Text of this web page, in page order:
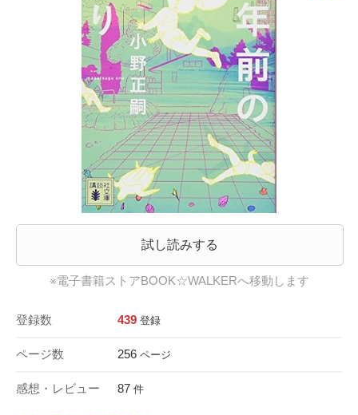
試し読みする
※電子書籍ストアBOOK☆WALKERへ移動します
登録数 439 登録
ページ数 256 ページ
感想・レビュー 87 件